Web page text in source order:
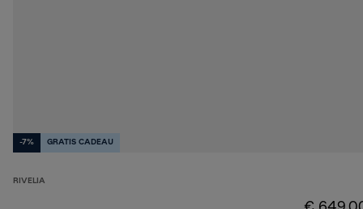
-7% GRATIS CADEAU
RIVELIA